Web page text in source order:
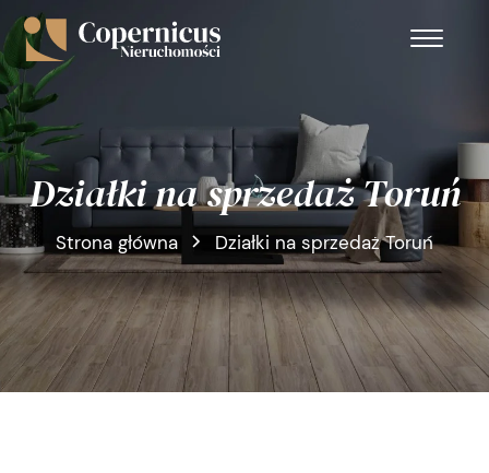
Działki na sprzedaż Toruń
Strona główna Działki na sprzedaż Toruń